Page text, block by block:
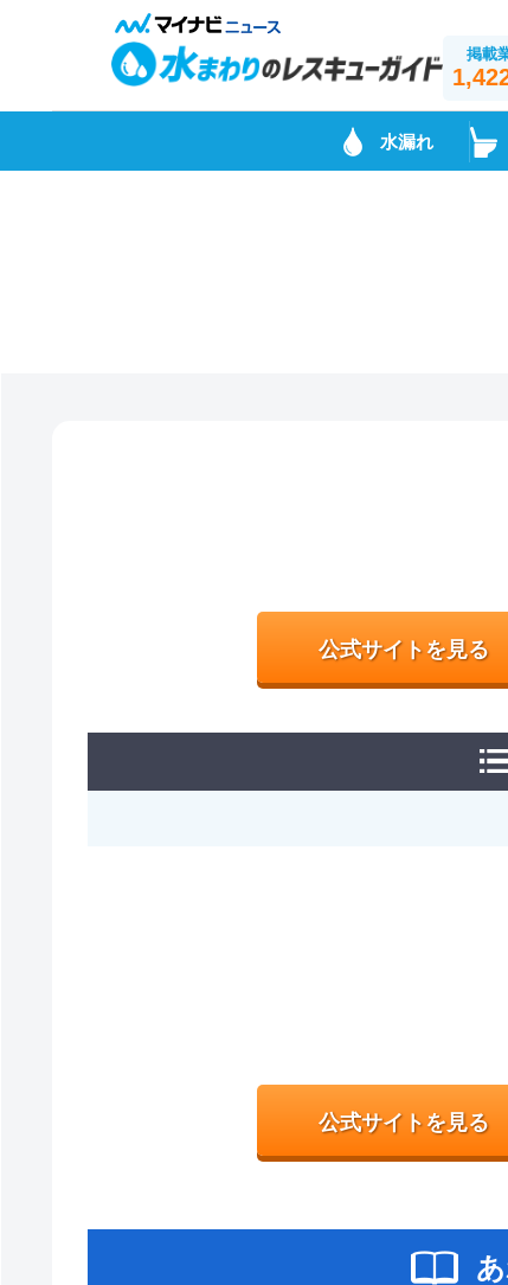
掲載
水漏れ
公式サイトを見る
公式サイトを見る